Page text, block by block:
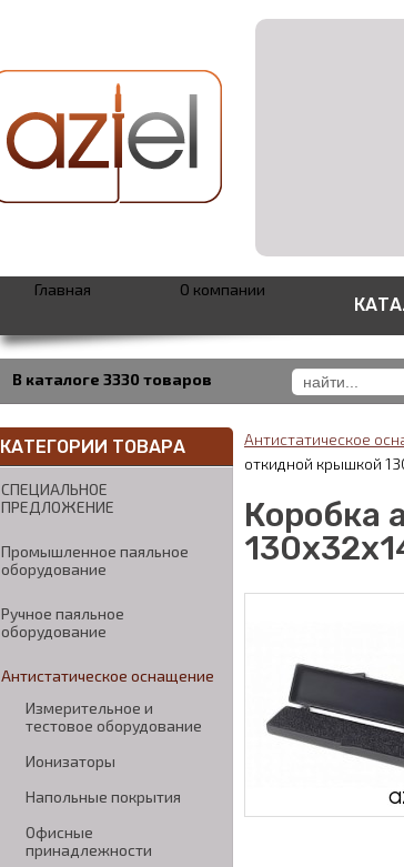
В каталоге 3330 товаров
Главная О компании
КАТЕГОРИИ ТОВАРА
СПЕЦИАЛЬНОЕ
ПРЕДЛОЖЕНИЕ
Промышленное паяльное
оборудование
Ручное паяльное
оборудование
Антистатическое оснащение
Измерительное и
тестовое оборудование
Ионизаторы
Напольные покрытия
Офисные
принадлежности
Антистатическое
откидной крышкой
Коробка